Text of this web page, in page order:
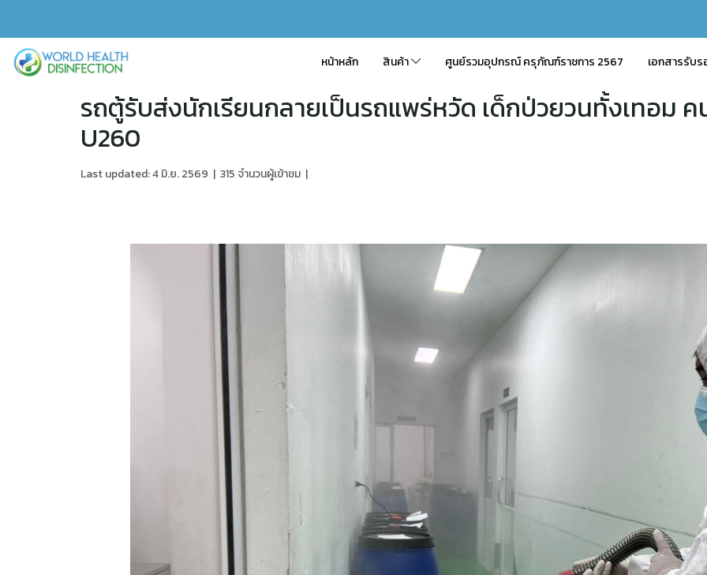
หน้าหลัก สินค้า ศูนย์รวมอุปกรณ์ ครุภัณฑ์ราชการ 2567 เอกสารรับ
รถตู้รับส่งนักเรียนกลายเป็นรถแพร่หวัด เด็กป่วยวนทั้งเทอม ค
U260
Last updated: 4 มิ.ย. 2569 | 315 จำนวนผู้เข้าชม |